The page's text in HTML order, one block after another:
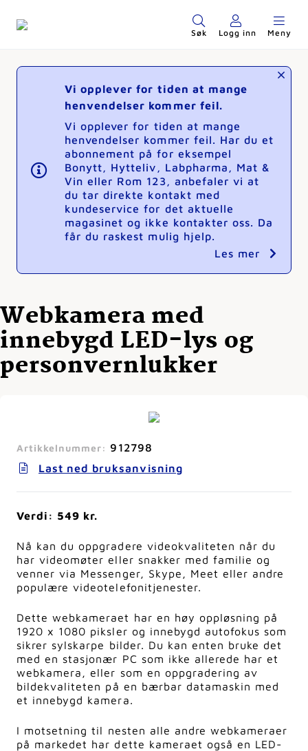
Søk Logg inn Meny
Vi opplever for tiden at mange
henvendelser kommer feil.
Vi opplever for tiden at mange
henvendelser kommer feil. Har du et
abonnement på for eksempel
Bonytt, Hytteliv, Labpharma, Mat &
Vin eller Rom 123, anbefaler vi at
du tar direkte kontakt med
kundeservice for det aktuelle
magasinet og ikke kontakter oss. Da
får du raskest mulig hjelp.
Les mer
Webkamera med
innebygd LED-lys og
personvernlukker
Artikkelnummer: 912798
Last ned bruksanvisning
Verdi: 549 kr.
Nå kan du oppgradere videokvaliteten når du
har videomøter eller snakker med familie og
venner via Messenger, Skype, Meet eller andre
populære videotelefonitjenester.
Dette webkameraet har en høy oppløsning på
1920 x 1080 piksler og innebygd autofokus som
sikrer sylskarpe bilder. Du kan enten bruke det
med en stasjonær PC som ikke allerede har et
webkamera, eller som en oppgradering av
bildekvaliteten på en bærbar datamaskin med
et innebygd kamera.
I motsetning til nesten alle andre webkameraer
på markedet har dette kameraet også en LED-